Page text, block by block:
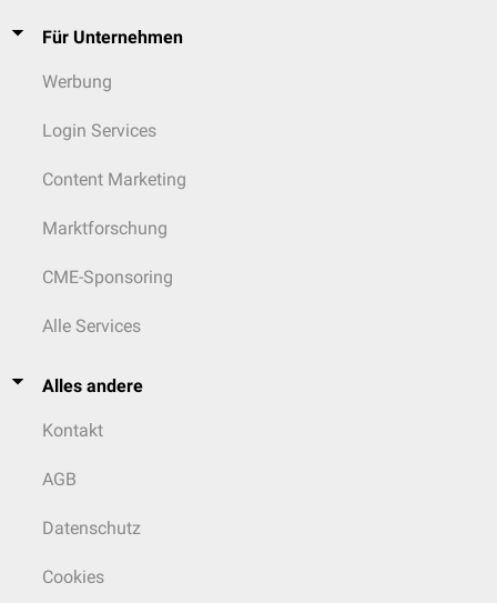
Für Unternehmen
Werbung
Login Services
Content Marketing
Marktforschung
CME-Sponsoring
Alle Services
Alles andere
Kontakt
AGB
Datenschutz
Cookies